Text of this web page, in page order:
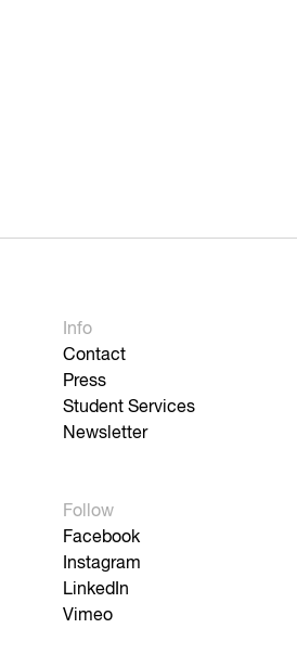
Info
Contact
Press
Student Services
Newsletter
Follow
Facebook
Instagram
LinkedIn
Vimeo